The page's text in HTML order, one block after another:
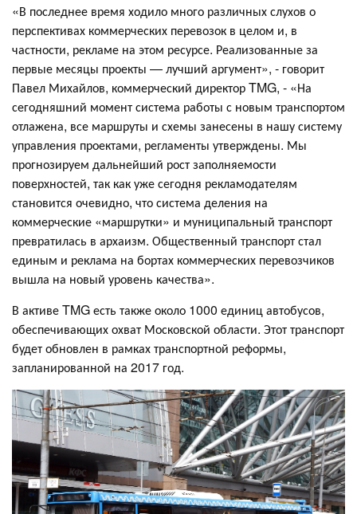
«В последнее время ходило много различных слухов о
перспективах коммерческих перевозок в целом и, в
частности, рекламе на этом ресурсе. Реализованные за
первые месяцы проекты — лучший аргумент», - говорит
Павел Михайлов, коммерческий директор TMG, - «На
сегодняшний момент система работы с новым транспортом
отлажена, все маршруты и схемы занесены в нашу систему
управления проектами, регламенты утверждены. Мы
прогнозируем дальнейший рост заполняемости
поверхностей, так как уже сегодня рекламодателям
становится очевидно, что система деления на
коммерческие «маршрутки» и муниципальный транспорт
превратилась в архаизм. Общественный транспорт стал
единым и реклама на бортах коммерческих перевозчиков
вышла на новый уровень качества».
В активе TMG есть также около 1000 единиц автобусов,
обеспечивающих охват Московской области. Этот транспорт
будет обновлен в рамках транспортной реформы,
запланированной на 2017 год.